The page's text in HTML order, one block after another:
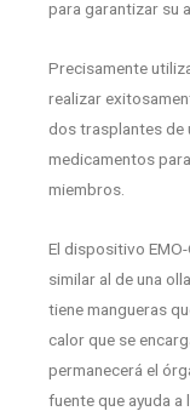
para garantizar su
Precisamente
realizar
dos trasplantes de
medicamentos
miembros.
El dispositivo
similar al de una
tiene mangueras
calor que se
permanecerá el
fuente que ayuda a